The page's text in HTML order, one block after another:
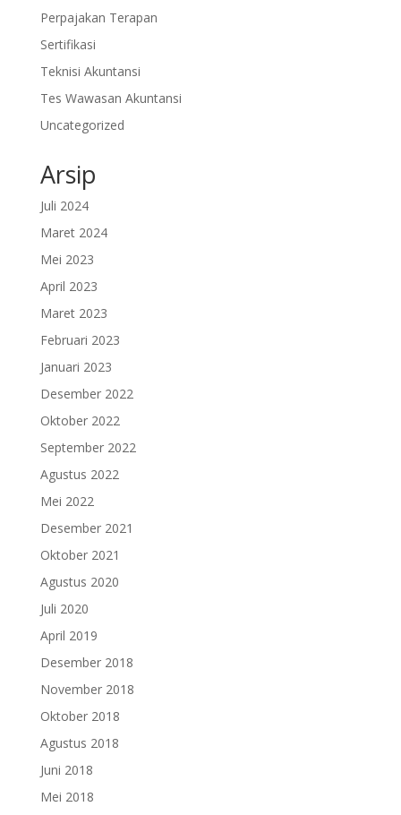
Perpajakan Terapan
Sertifikasi
Teknisi Akuntansi
Tes Wawasan Akuntansi
Uncategorized
Arsip
Juli 2024
Maret 2024
Mei 2023
April 2023
Maret 2023
Februari 2023
Januari 2023
Desember 2022
Oktober 2022
September 2022
Agustus 2022
Mei 2022
Desember 2021
Oktober 2021
Agustus 2020
Juli 2020
April 2019
Desember 2018
November 2018
Oktober 2018
Agustus 2018
Juni 2018
Mei 2018